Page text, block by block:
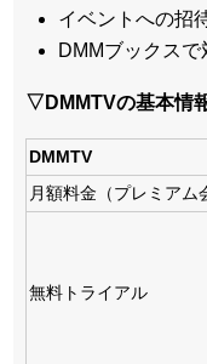
イベントへの招
DMMブックス
▽DMMTVの基本情
DMMTV
月額料金（プレミアム
無料トライアル